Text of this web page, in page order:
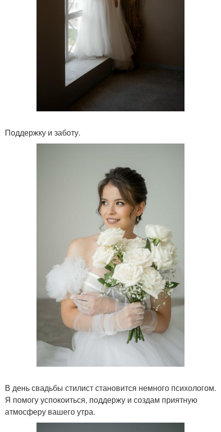
Поддержку и заботу.
В день свадьбы стилист становится немного психологом.
Я помогу успокоиться, поддержу и создам приятную
атмосферу вашего утра.